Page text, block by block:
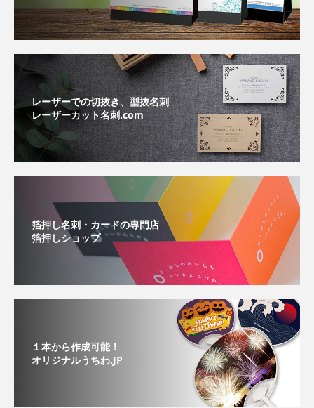
レーザーでの切抜き、型抜名刺
レーザーカット名刺.com
箔押し名刺・カードの専門店
箔押しショップ
１本から作成可能！
オリジナルうちわ.JP